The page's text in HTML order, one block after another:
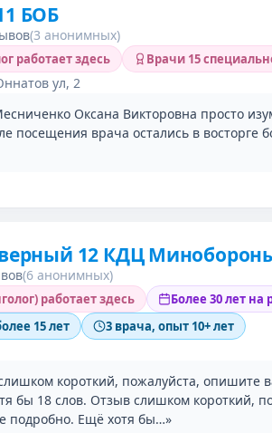
БОБ
(3 анонимных)
работает здесь Врачи 15
ул, 2
Оксана Викторовна просто
посещения врача остались в восторге
12 КДЦ
(6 анонимных)
работает здесь
Более 30 лет на
15 лет
3 врача, опыт 10+ лет
короткий, пожалуйста, опишите
бы 18 слов. Отзыв слишком короткий,
подробно. Ещё хотя бы…»